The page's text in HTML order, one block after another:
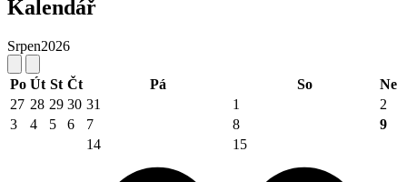
Kalendář
Srpen2026
Po Út St Čt Pá So
Ne
27 28 29 30 31 1
2
3
4 5 6 7 8 9
14 15